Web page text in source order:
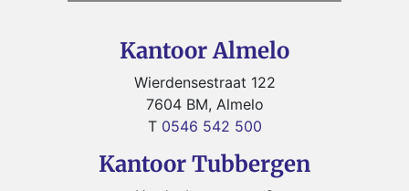
Kantoor Almelo
Wierdensestraat 122
7604 BM, Almelo
T 0546 542 500
Kantoor Tubbergen